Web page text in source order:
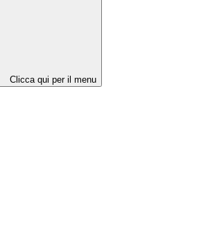
Clicca qui per il menu